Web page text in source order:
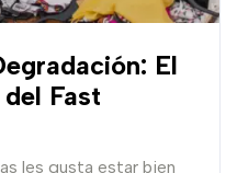
El
Fast
les gusta estar bien